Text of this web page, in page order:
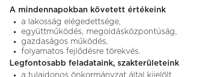
A mindennapokban követett értékeink
a lakosság elégedettsége,
együttműködés, megoldásközpontúság,
gazdaságos működés,
folyamatos fejlődésre törekvés.
Legfontosabb feladataink, szakterületeink
a tulajdonos önkormányzat által kijelölt